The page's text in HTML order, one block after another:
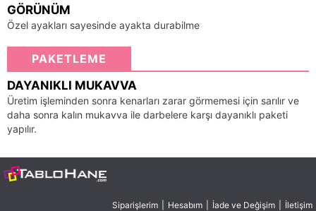
GÖRÜNÜM
Özel ayakları sayesinde ayakta durabilme
PAKETLEME
DAYANIKLI MUKAVVA
Üretim işleminden sonra kenarları zarar görmemesi için sarılır ve
daha sonra kalın mukavva ile darbelere karşı dayanıklı paketi
yapılır.
Siparişlerim Hesabım İade ve Değişim İletişim